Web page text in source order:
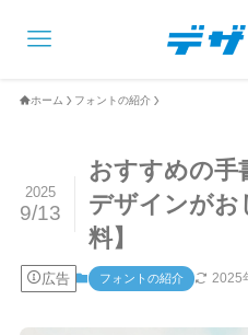
ホーム フォントの紹介
おすすめの手
デザインがお
料】
2025
9/13
広告 フォントの紹介 2025